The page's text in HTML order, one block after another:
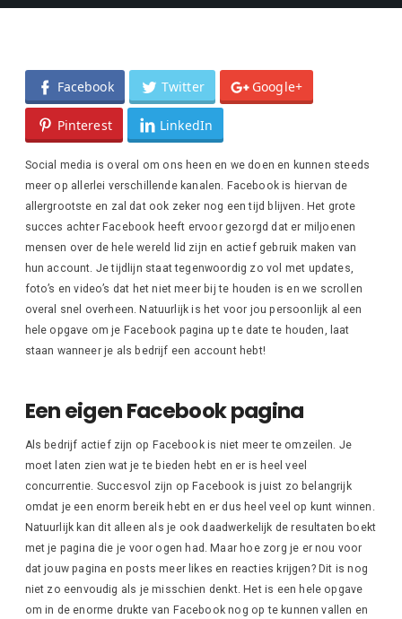
Facebook Twitter Google+
Pinterest LinkedIn
Social media is overal om ons heen en we doen en kunnen steeds
meer op allerlei verschillende kanalen. Facebook is hiervan de
allergrootste en zal dat ook zeker nog een tijd blijven. Het grote
succes achter Facebook heeft ervoor gezorgd dat er miljoenen
mensen over de hele wereld lid zijn en actief gebruik maken van
hun account. Je tijdlijn staat tegenwoordig zo vol met updates,
foto’s en video’s dat het niet meer bij te houden is en we scrollen
overal snel overheen. Natuurlijk is het voor jou persoonlijk al een
hele opgave om je Facebook pagina up te date te houden, laat
staan wanneer je als bedrijf een account hebt!
Een eigen Facebook pagina
Als bedrijf actief zijn op Facebook is niet meer te omzeilen. Je
moet laten zien wat je te bieden hebt en er is heel veel
concurrentie. Succesvol zijn op Facebook is juist zo belangrijk
omdat je een enorm bereik hebt en er dus heel veel op kunt winnen.
Natuurlijk kan dit alleen als je ook daadwerkelijk de resultaten boekt
met je pagina die je voor ogen had. Maar hoe zorg je er nou voor
dat jouw pagina en posts meer likes en reacties krijgen? Dit is nog
niet zo eenvoudig als je misschien denkt. Het is een hele opgave
om in de enorme drukte van Facebook nog op te kunnen vallen en